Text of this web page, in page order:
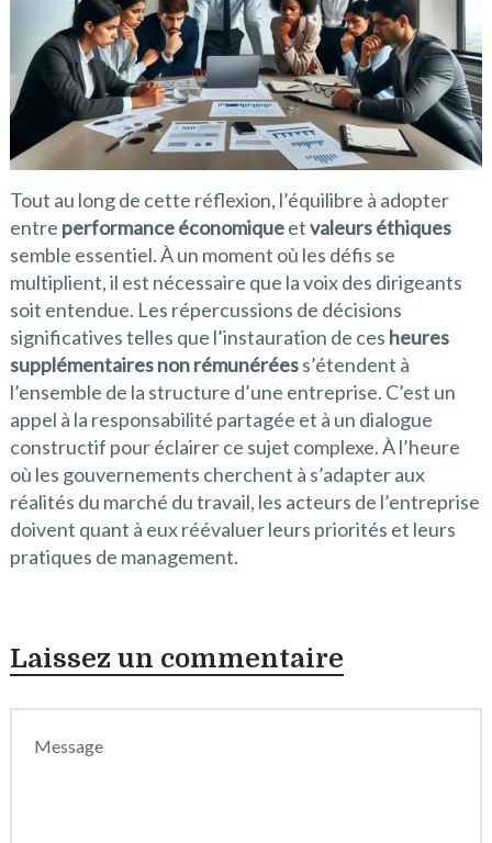
Tout au long de cette réflexion, l’équilibre à adopter
entre performance économiqueetvaleurs éthiques
semble essentiel. À un moment où les défis se
multiplient, il est nécessaire que la voix des dirigeants
soit entendue. Les répercussions de décisions
significatives telles que l’instauration de ces heures
supplémentaires non rémunéréess’étendent à
l’ensemble de la structure d’une entreprise. C’est un
appel à la responsabilité partagée et à un dialogue
constructif pour éclairer ce sujet complexe. À l’heure
où les gouvernements cherchent à s’adapter aux
réalités du marché du travail, les acteurs de l’entreprise
doivent quant à eux réévaluer leurs priorités et leurs
pratiques de management.
Laissez un commentaire